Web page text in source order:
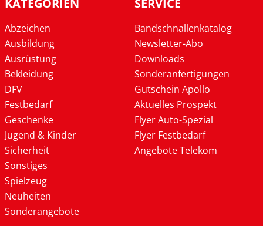
KATEGORIEN
Abzeichen
Ausbildung
Ausrüstung
Bekleidung
DFV
Festbedarf
Geschenke
Jugend & Kinder
Sicherheit
Sonstiges
Spielzeug
Neuheiten
Sonderangebote
SERVICE
Bandschnallenkatalog
Newsletter-Abo
Downloads
Sonderanfertigungen
Gutschein Apollo
Aktuelles Prospekt
Flyer Auto-Spezial
Flyer Festbedarf
Angebote Telekom